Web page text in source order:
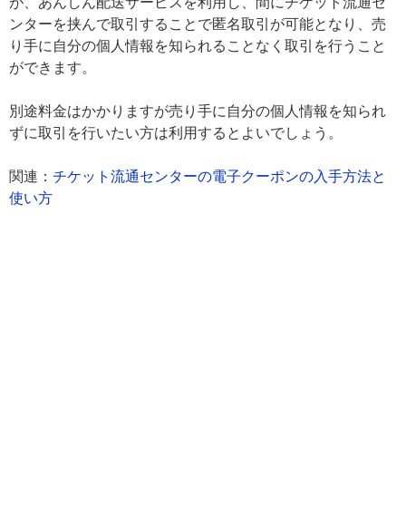
ンターを挟んで取引することで匿名取引が可能となり、売
り手に自分の個人情報を知られることなく取引を行うこと
ができます。
別途料金はかかりますが売り手に自分の個人情報を知られ
ずに取引を行いたい方は利用するとよいでしょう。
関連： チケット流通センターの電子クーポンの入手方法と
使い方